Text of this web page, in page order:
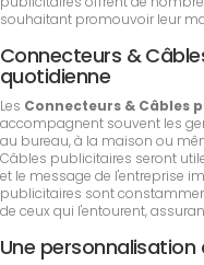
souhaitant promouvoir leur
Connecteurs &
quotidienne
Les Connecteurs & Câbles
accompagnent souvent les
au bureau, à la maison ou
Câbles publicitaires seront
et le message de l'entreprise
publicitaires sont
de ceux qui l'entourent,
Une personnalisation